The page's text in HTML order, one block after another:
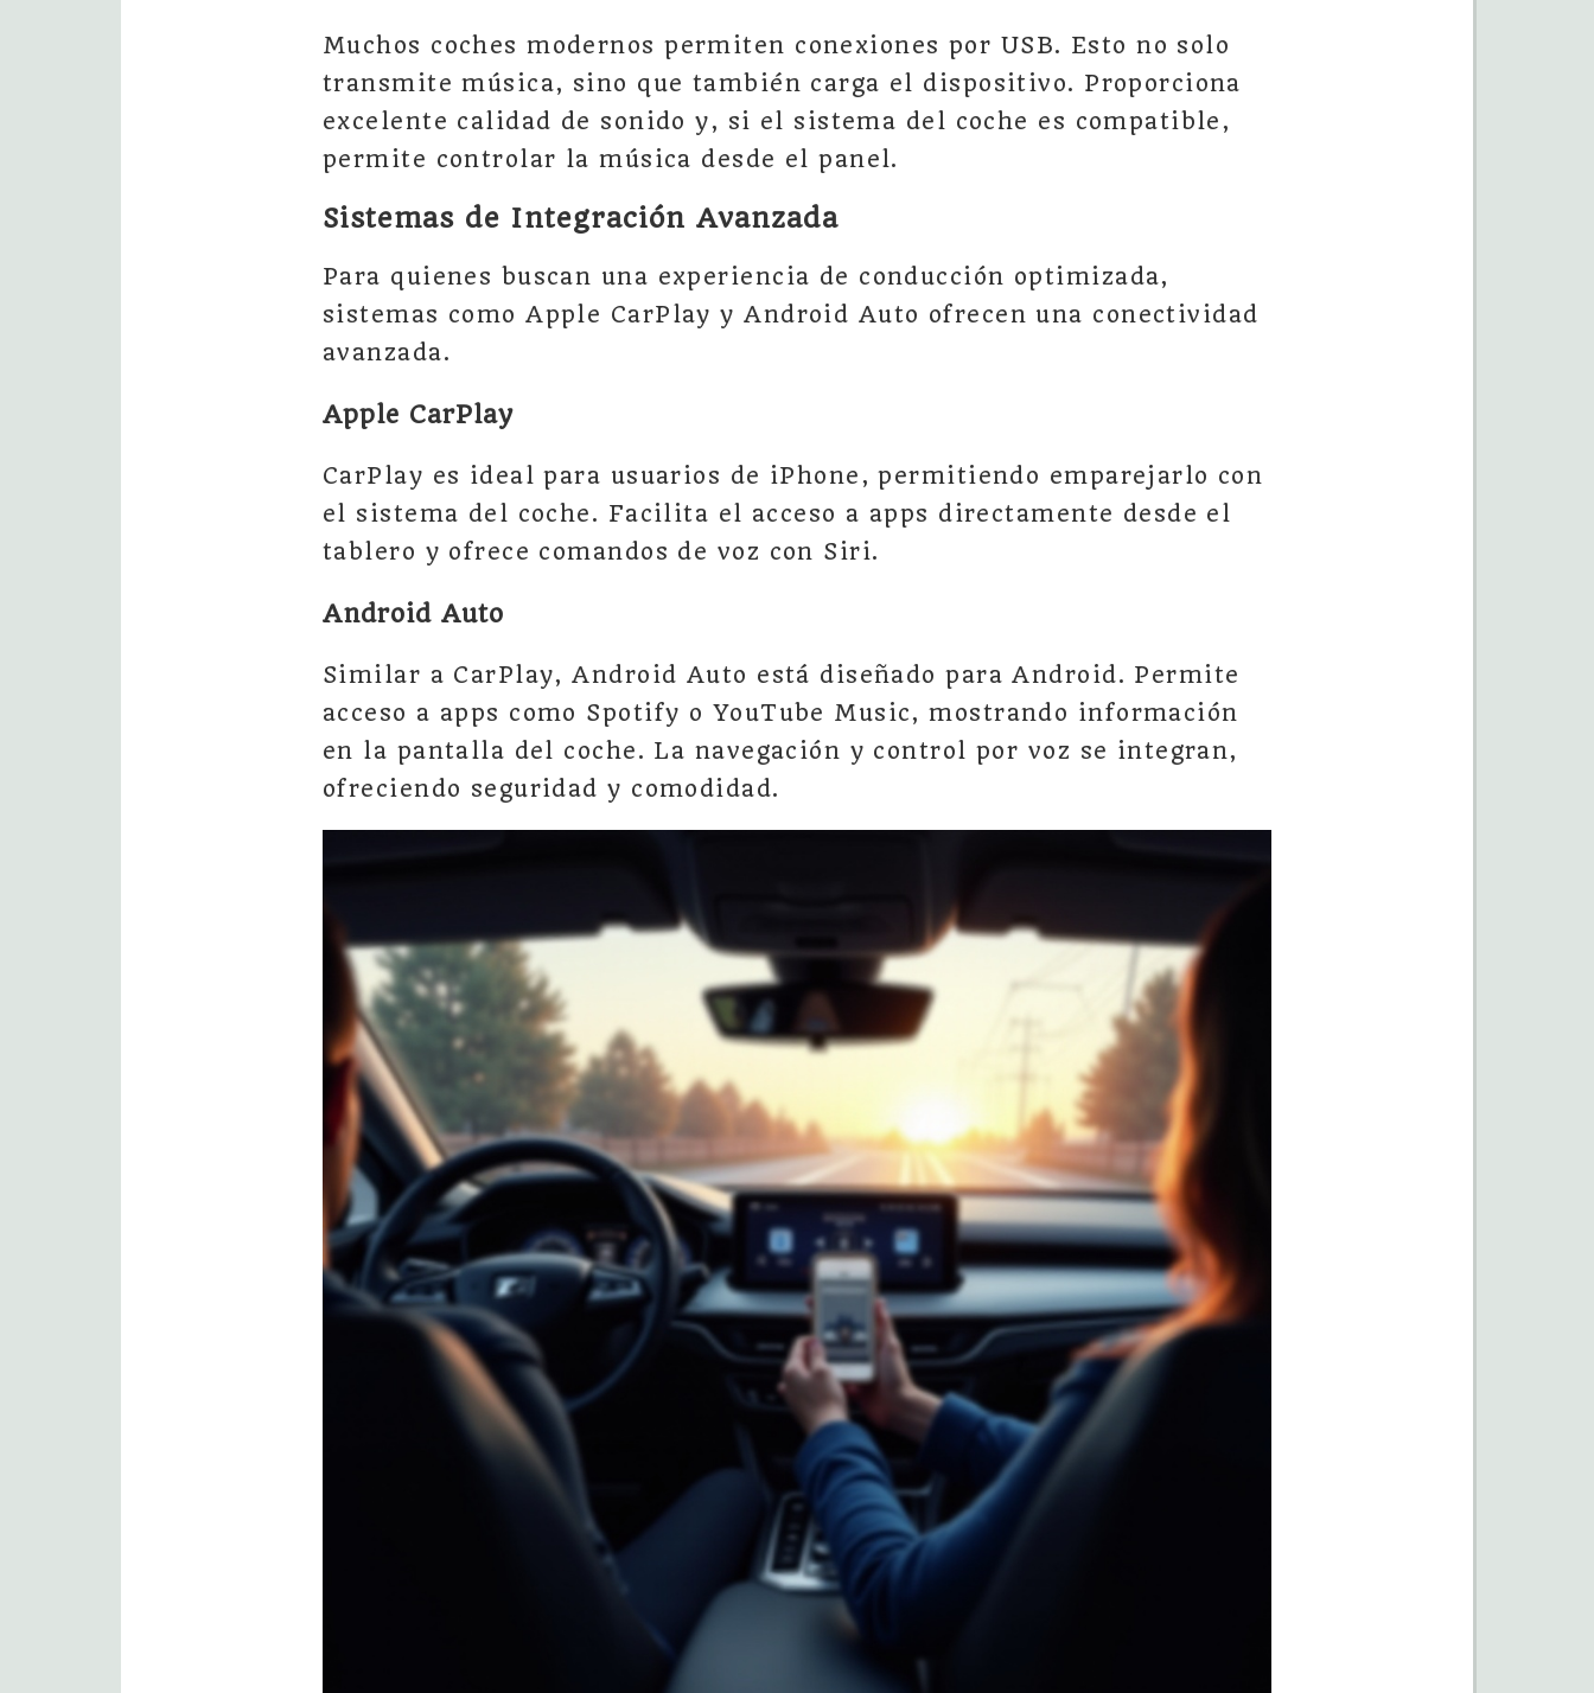
Muchos coches modernos permiten conexiones por USB. Esto no solo
transmite música, sino que también carga el dispositivo. Proporciona
excelente calidad de sonido y, si el sistema del coche es compatible,
permite controlar la música desde el panel.
Sistemas de Integración Avanzada
Para quienes buscan una experiencia de conducción optimizada,
sistemas como Apple CarPlay y Android Auto ofrecen una conectividad
avanzada.
Apple CarPlay
CarPlay es ideal para usuarios de iPhone, permitiendo emparejarlo con
el sistema del coche. Facilita el acceso a apps directamente desde el
tablero y ofrece comandos de voz con Siri.
Android Auto
Similar a CarPlay, Android Auto está diseñado para Android. Permite
acceso a apps como Spotify o YouTube Music, mostrando información
en la pantalla del coche. La navegación y control por voz se integran,
ofreciendo seguridad y comodidad.